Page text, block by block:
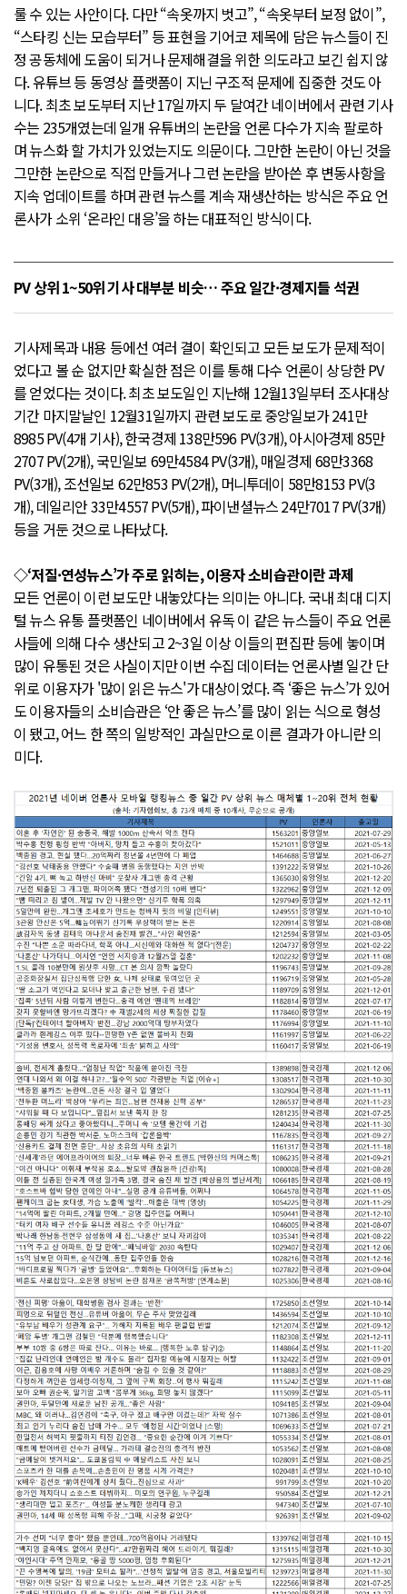
룰 수 있는 사안이다. 다만 “속옷까지 벗고”, “속옷부터 보정 없이”,
“스타킹 신는 모습부터” 등 표현을 기어코 제목에 담은 뉴스들이 진
정 공동체에 도움이 되거나 문제해결을 위한 의도라고 보긴 쉽지 않
다. 유튜브 등 동영상 플랫폼이 지닌 구조적 문제에 집중한 것도 아
니다. 최초 보도부터 지난 17일까지 두 달여간 네이버에서 관련 기사
수는 235개였는데 일개 유튜버의 논란을 언론 다수가 지속 팔로하
며 뉴스화 할 가치가 있었는지도 의문이다. 그만한 논란이 아닌 것을
그만한 논란으로 직접 만들거나 그런 논란을 받아쓴 후 변동사항을
지속 업데이트를 하며 관련 뉴스를 계속 재생산하는 방식은 주요 언
론사가 소위 ‘온라인 대응’을 하는 대표적인 방식이다.
PV 상위 1~50위 기사 대부분 비슷… 주요 일간·경제지들 석권
기사제목과 내용 등에선 여러 결이 확인되고 모든 보도가 문제적이
었다고 볼 순 없지만 확실한 점은 이를 통해 다수 언론이 상당한 PV
를 얻었다는 것이다. 최초 보도일인 지난해 12월13일부터 조사대상
기간 마지말날인 12월31일까지 관련 보도로 중앙일보가 241만
8985 PV(4개 기사), 한국경제 138만596 PV(3개), 아시아경제 85만
2707 PV(2개), 국민일보 69만4584 PV(3개), 매일경제 68만3368
PV(3개), 조선일보 62만853 PV(2개), 머니투데이 58만8153 PV(3
개), 데일리안 33만4557 PV(5개), 파이낸셜뉴스 24만7017 PV(3개)
등을 거둔 것으로 나타났다.
◇‘저질·연성뉴스’가 주로 읽히는, 이용자 소비습관이란 과제
모든 언론이 이런 보도만 내놓았다는 의미는 아니다. 국내 최대 디지
털 뉴스 유통 플랫폼인 네이버에서 유독 이 같은 뉴스들이 주요 언론
사들에 의해 다수 생산되고 2~3일 이상 이들의 편집판 등에 놓이며
많이 유통된 것은 사실이지만 이번 수집 데이터는 언론사별 일간 단
위로 이용자가 '많이 읽은 뉴스'가 대상이었다. 즉 ‘좋은 뉴스’가 있어
도 이용자들의 소비습관은 ‘안 좋은 뉴스’를 많이 읽는 식으로 형성
이 됐고, 어느 한 쪽의 일방적인 과실만으로 이른 결과가 아니란 의
미다.